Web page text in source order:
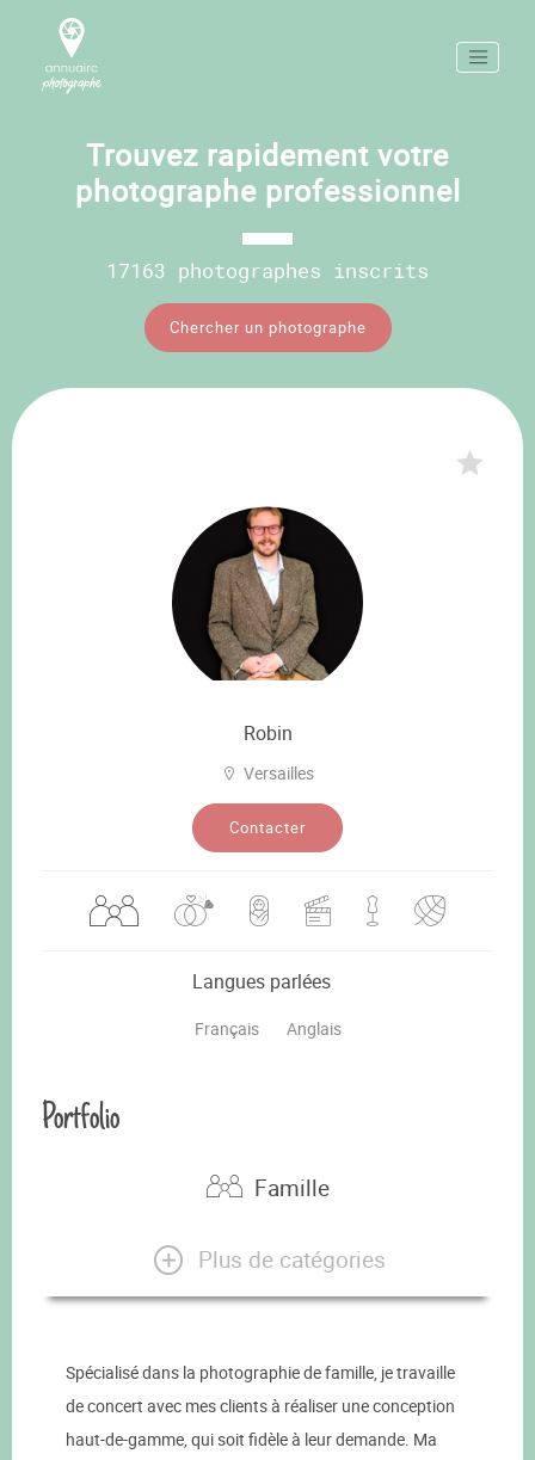
Trouvez rapidement votre
photographe professionnel
17163 photographes inscrits
Chercher un photographe
Robin
Versailles
Contacter
Langues parlées
Français Anglais
Portfolio
Famille
Plus de catégories
Spécialisé dans la photographie de famille, je travaille
de concert avec mes clients à réaliser une conception
haut-de-gamme, qui soit fidèle à leur demande. Ma